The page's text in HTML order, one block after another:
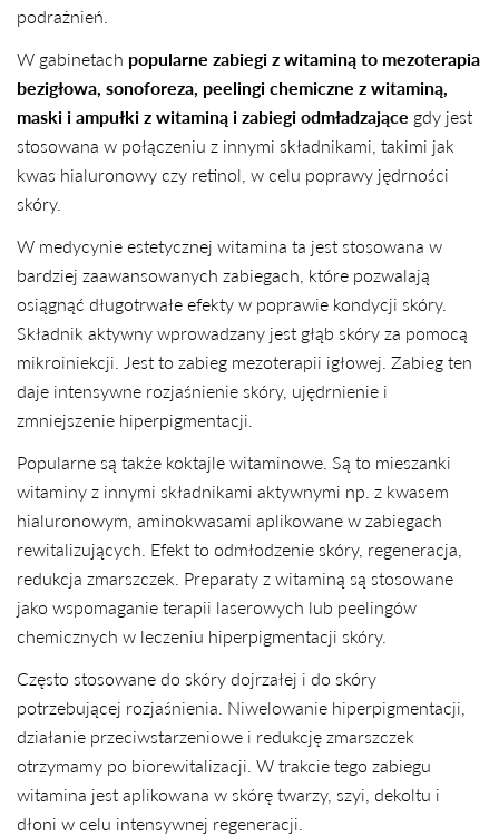
podrażnień.
W gabinetach popularne zabiegi z witaminą to mezoterapia
bezigłowa, sonoforeza, peelingi chemiczne z witaminą,
maski i ampułki z witaminą i zabiegi odmładzające gdy jest
stosowana w połączeniu z innymi składnikami, takimi jak
kwas hialuronowy czy retinol, w celu poprawy jędrności
skóry.
W medycynie estetycznej witamina ta jest stosowana w
bardziej zaawansowanych zabiegach, które pozwalają
osiągnąć długotrwałe efekty w poprawie kondycji skóry.
Składnik aktywny wprowadzany jest głąb skóry za pomocą
mikroiniekcji. Jest to zabieg mezoterapii igłowej. Zabieg ten
daje intensywne rozjaśnienie skóry, ujędrnienie i
zmniejszenie hiperpigmentacji.
Popularne są także koktajle witaminowe. Są to mieszanki
witaminy z innymi składnikami aktywnymi np. z kwasem
hialuronowym, aminokwasami aplikowane w zabiegach
rewitalizujących. Efekt to odmłodzenie skóry, regeneracja,
redukcja zmarszczek. Preparaty z witaminą są stosowane
jako wspomaganie terapii laserowych lub peelingów
chemicznych w leczeniu hiperpigmentacji skóry.
Często stosowane do skóry dojrzałej i do skóry
potrzebującej rozjaśnienia. Niwelowanie hiperpigmentacji,
działanie przeciwstarzeniowe i redukcję zmarszczek
otrzymamy po biorewitalizacji. W trakcie tego zabiegu
witamina jest aplikowana w skórę twarzy, szyi, dekoltu i
dłoni w celu intensywnej regeneracji.